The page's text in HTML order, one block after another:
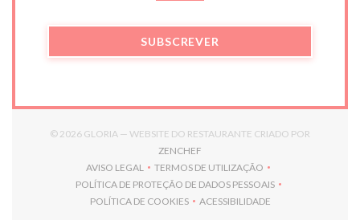
SUBSCREVER
© 2026 GLORIA — WEBSITE DO RESTAURANTE CRIADO POR
ZENCHEF
AVISO LEGAL
((ABRE NUMA NOVA JANELA))
TERMOS DE UTILIZAÇÃO
((ABRE NUMA NOVA JANELA))
POLÍTICA DE PROTEÇÃO DE DADOS PESSOAIS
((ABRE NUMA NOVA JANELA))
POLÍTICA DE COOKIES
((ABRE NUMA NOVA JANELA))
ACESSIBILIDADE
((ABRE NUMA NOVA